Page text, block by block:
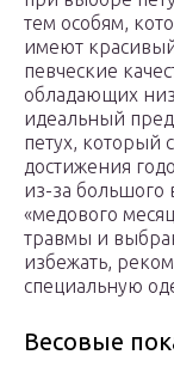
тем особям,
имеют
певческие
обладающих
идеальный
петух, который
достижения
из-за большого
«медового
травмы и
избежать,
специальную
Весовые